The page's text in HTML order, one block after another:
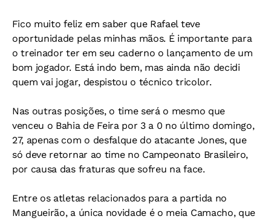
Fico muito feliz em saber que Rafael teve
oportunidade pelas minhas mãos. É importante para
o treinador ter em seu caderno o lançamento de um
bom jogador. Está indo bem, mas ainda não decidi
quem vai jogar, despistou o técnico tricolor.
Nas outras posições, o time será o mesmo que
venceu o Bahia de Feira por 3 a 0 no último domingo,
27, apenas com o desfalque do atacante Jones, que
só deve retornar ao time no Campeonato Brasileiro,
por causa das fraturas que sofreu na face.
Entre os atletas relacionados para a partida no
Mangueirão, a única novidade é o meia Camacho, que